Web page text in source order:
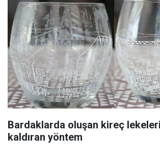
Bardaklarda oluşan kireç
kaldıran yöntem